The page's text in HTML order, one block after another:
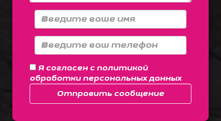
Я согласен с политикой
обработки персональных данных
Отправить сообщение